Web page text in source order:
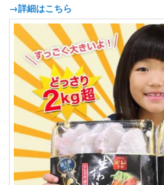
→詳細はこちら